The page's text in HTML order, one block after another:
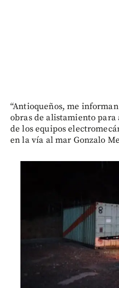
“Antioqueños, me
obras de alistamiento
de los equipos
en la vía al mar Gonzalo